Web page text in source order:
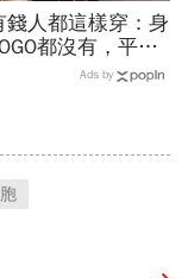
錢人都這樣穿：身
都沒有，平凡
要價3萬元...一窺
Ads by